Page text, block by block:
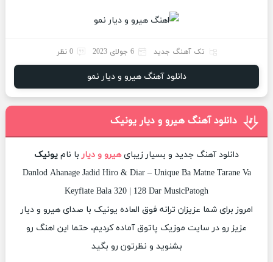
تک آهنگ جدید 6 جولای 2023 0 نظر
دانلود آهنگ هیرو و دیار نمو
دانلود آهنگ هیرو و دیار یونیک
دانلود آهنگ جدید و بسیار زیبایهیرو و دیار با نام یونیک
Danlod Ahanage Jadid Hiro & Diar – Unique Ba Matne Tarane Va
Keyfiate Bala 320 | 128 Dar MusicPatogh
امروز برای شما عزیزان ترانه فوق العاده یونیک با صدای هیرو و دیار
عزیز رو در سایت موزیک پاتوق آماده کردیم، حتما این اهنگ رو
بشنوید و نظرتون رو بگید